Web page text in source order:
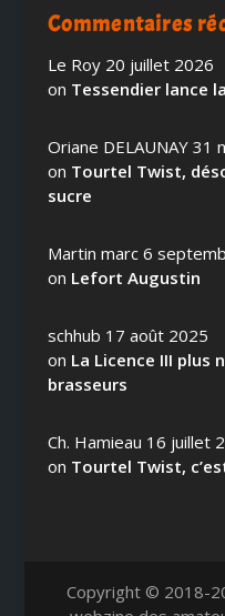
Commentaires
Le Roy 20 juillet 2026
on Tessendier lance
Oriane DELAUNAY 31
on Tourtel Twist,
sucre
Martin marc 6
on Lefort Augustin
schhub 17 août 2025
on La Licence III plus
brasseurs
Ch. Hamieau 16 juillet
on Tourtel Twist,
Copyright © 2018-